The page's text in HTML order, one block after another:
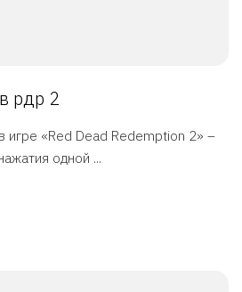
рдр 2
игре «Red Dead Redemption 2» –
одной ...